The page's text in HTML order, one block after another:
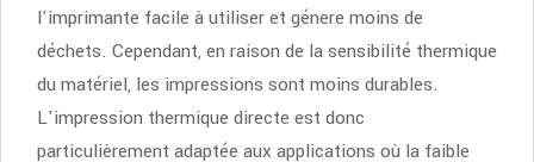
l'imprimante facile à utiliser et génere moins de
déchets. Cependant, en raison de la sensibilité thermique
du matériel, les impressions sont moins durables.
L'impression thermique directe est donc
particulièrement adaptée aux applications où la faible